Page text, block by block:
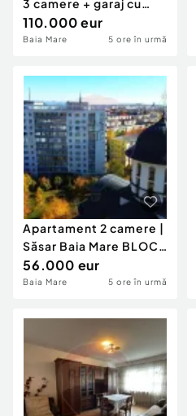
3 camere + garaj cu
acces la boxă...
110.000 eur
Baia Mare 5 ore în urmă
Apartament 2 camere |
Săsar Baia Mare BLOC
REABILITAT LI...
56.000 eur
Baia Mare 5 ore în urmă